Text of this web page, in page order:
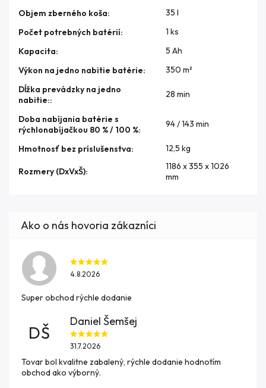
Objem zberného koša:
35 l
Počet potrebných batérií:
1 ks
Kapacita:
5 Ah
Výkon na jedno nabitie batérie:
350 m²
Dĺžka prevádzky na jedno
nabitie::
28 min
Doba nabíjania batérie s
rýchlonabíjačkou 80 % / 100 %:
94 / 143 min
Hmotnosť bez príslušenstva: 12,5 kg
Rozmery (DxVxŠ):
1186 x 355 x 1026
mm
4.8.2026
Super obchod rýchle dodanie
DŠ
Daniel Šemšej
31.7.2026
Tovar bol kvalitne zabalený, rýchle dodanie hodnotím
obchod ako výborný.